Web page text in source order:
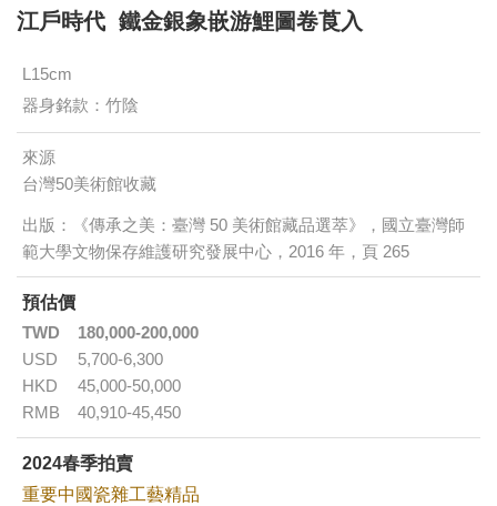
江戶時代 鐵金銀象嵌游鯉圖卷莨入
L15cm
器身銘款：竹陰
來源
台灣50美術館收藏
出版：《傳承之美：臺灣 50 美術館藏品選萃》，國立臺灣師
範大學文物保存維護研究發展中心，2016 年，頁 265
預估價
TWD
180,000-200,000
USD
5,700-6,300
HKD
45,000-50,000
RMB
40,910-45,450
2024春季拍賣
重要中國瓷雜工藝精品